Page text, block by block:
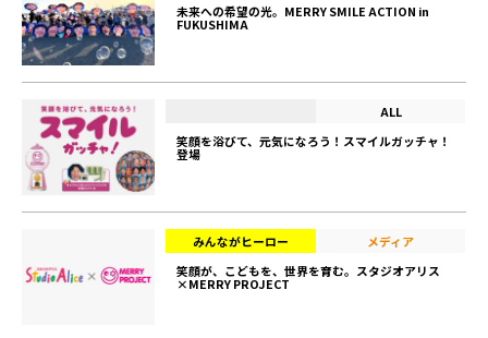
未来への希望の光。MERRY SMILE ACTION in
FUKUSHIMA
ALL
笑顔を浴びて、元気になろう！スマイルガッチャ！
登場
みんながヒーロー
メディア
笑顔が、こどもを、世界を育む。スタジオアリス
×MERRY PROJECT